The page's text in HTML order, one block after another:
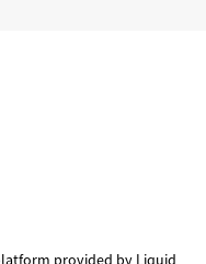
provided by Liquid